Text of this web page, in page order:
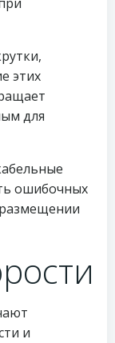
этих
для
ошибочных
и